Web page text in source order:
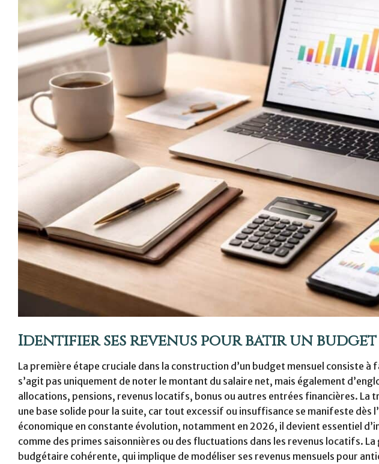
Identifier ses revenus pour bâtir un
La première étape cruciale dans la construction d’un budget mensuel consiste à
s’agit pas uniquement de noter le montant du salaire net, mais également
allocations, pensions, revenus locatifs, bonus ou autres entrées financières. La
une base solide pour la suite, car tout excessif ou insuffisance se manifeste dès
économique en constante évolution, notamment en 2026, il devient essentiel
comme des primes saisonnières ou des fluctuations dans les revenus locatifs.
budgétaire cohérente, qui implique de modéliser ses revenus mensuels pour